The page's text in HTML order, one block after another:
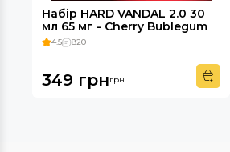
Набір HARD VANDAL 2.0 30
мл 65 мг - Cherry Bublegum
4.5 820
349 грнгрн